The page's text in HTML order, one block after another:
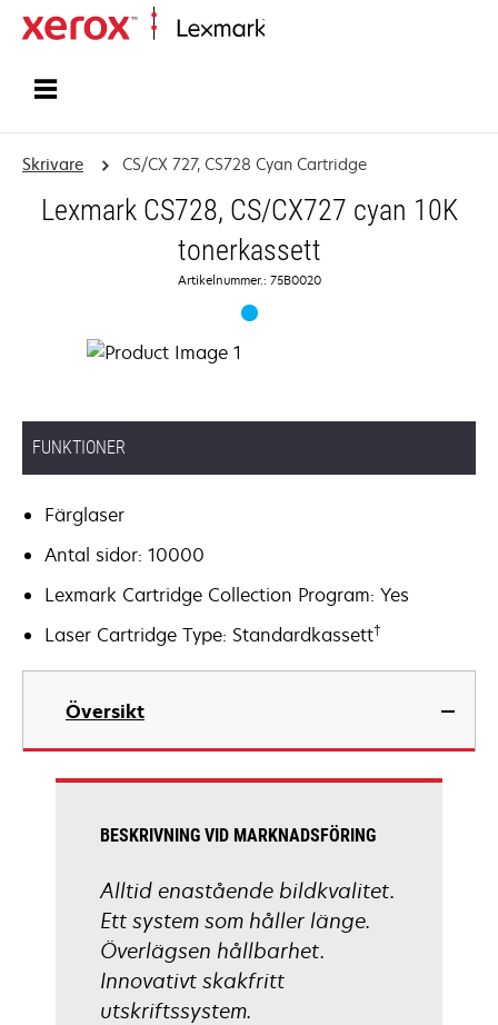
Skrivare CS/CX 727, CS728 Cyan Cartridge
Lexmark CS728, CS/CX727 cyan 10K
tonerkassett
Artikelnummer.: 75B0020
FUNKTIONER
Färglaser
Antal sidor: 10000
Lexmark Cartridge Collection Program: Yes
Laser Cartridge Type: Standardkassett†
Översikt
BESKRIVNING VID MARKNADSFÖRING
Alltid enastående bildkvalitet.
Ett system som håller länge.
Överlägsen hållbarhet.
Innovativt skakfritt
utskriftssystem.